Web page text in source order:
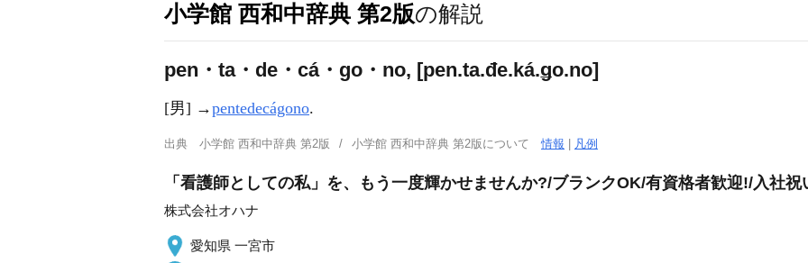
小学館 西和中辞典 第2版の解説
pen・ta・de・cá・go・no, [pen.ta.đe.ká.ǥo.no]
[男] →pentedecágono.
出典 小学館 西和中辞典 第2版 小学館 西和中辞典 第2版について情報 凡例
「看護師としての私」を、もう一度輝かせませんか?/ブランクOK/有資格者歓迎!/入社祝
株式会社オハナ
愛知県 一宮市